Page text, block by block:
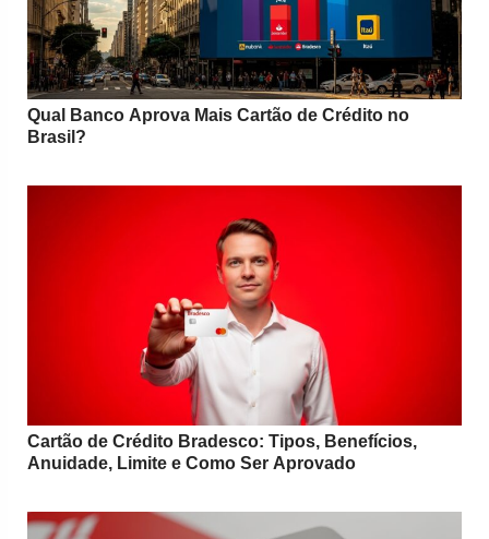
Qual Banco Aprova Mais Cartão de Crédito no
Brasil?
Cartão de Crédito Bradesco: Tipos, Benefícios,
Anuidade, Limite e Como Ser Aprovado